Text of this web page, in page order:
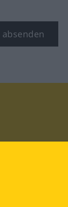
absenden